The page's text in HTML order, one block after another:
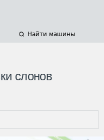
Найти машины
слонов